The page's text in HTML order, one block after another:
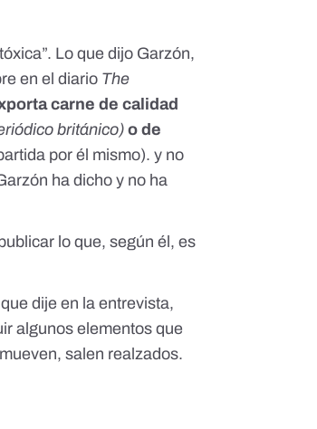
Lo que dijo Garzón,
en el diario The
carne de calidad
británico)o de
por él mismo). y no
ha dicho y no ha
lo que, según él, es
dije en la entrevista,
algunos elementos que
salen realzados.